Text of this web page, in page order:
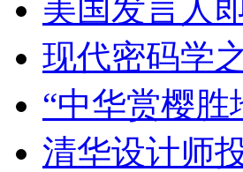
美国发言人
现代密码学
“中华赏樱
清华设计师